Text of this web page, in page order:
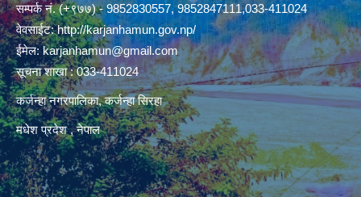
सम्पर्क नं. (+९७७) - 9852830557, 9852847111,033-411024
वेवसाईट:http://karjanhamun.gov.np/
ईमेल:karjanhamun@gmail.com
सूचना शाखा : 033-411024
कर्जन्हा नगरपालिका, कर्जन्हा सिरहा
मधेश प्रदेश , नेपाल